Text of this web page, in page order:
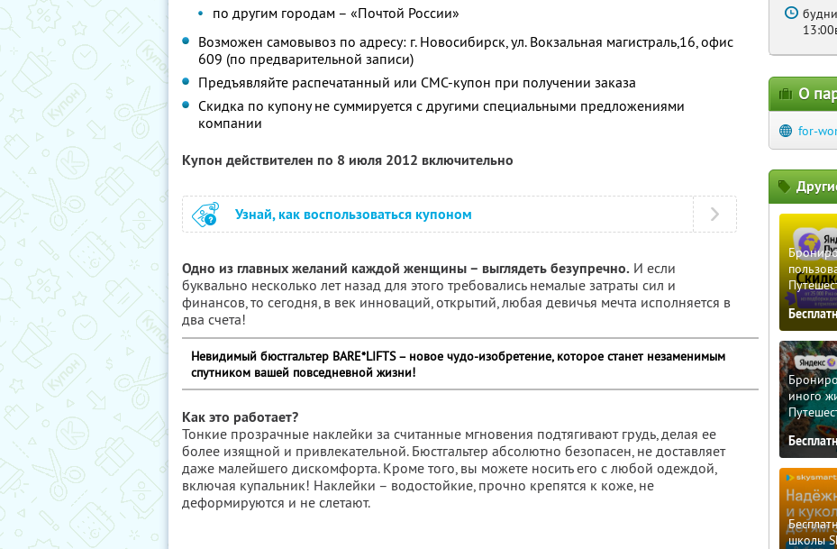
по другим городам – «Почтой России»
Возможен самовывоз по адресу: г. Новосибирск, ул. Вокзальная магистраль,16, офис
609 (по предварительной записи)
Предъявляйте распечатанный или СМС-купон при получении заказа
Скидка по купону не суммируется с другими специальными предложениями
компании
Купон действителен по 8 июля 2012 включительно
Узнай, как воспользоваться купоном
Одно из главных желаний каждой женщины – выглядеть безупречно. И если
буквально несколько лет назад для этого требовались немалые затраты сил и
финансов, то сегодня, в век инноваций, открытий, любая девичья мечта исполняется в
два счета!
Невидимый бюстгальтер BARE*LIFTS – новое чудо-изобретение, которое станет незаменимым
спутником вашей повседневной жизни!
Как это работает?
Тонкие прозрачные наклейки за считанные мгновения подтягивают грудь, делая ее
более изящной и привлекательной. Бюстгальтер абсолютно безопасен, не доставляет
даже малейшего дискомфорта. Кроме того, вы можете носить его с любой одеждой,
включая купальник! Наклейки – водостойкие, прочно крепятся к коже, не
деформируются и не слетают.
О
for-
иного
школы